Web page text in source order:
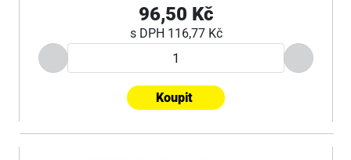
96,50 Kč
s DPH 116,77 Kč
Koupit